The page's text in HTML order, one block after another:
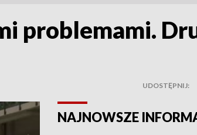
problemami.
UDOSTĘPNIJ:
NAJNOWSZE